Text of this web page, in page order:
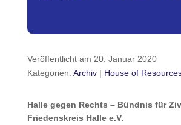
Veröffentlicht am 20. Januar 2020
Kategorien: Archiv| House of
Halle gegen Rechts – Bündnis für
Friedenskreis Halle e.V.